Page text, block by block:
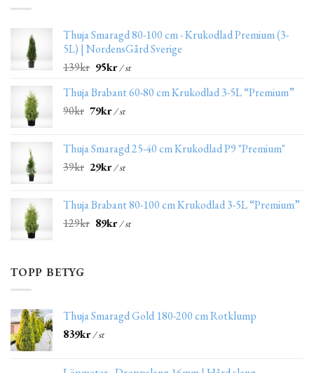
Thuja Smaragd 80-100 cm - Krukodlad Premium (3-
5L) | NordensGård Sverige
139kr 95kr/ st
Thuja Brabant 60-80 cm Krukodlad 3-5L “Premium”
90kr 79kr/ st
Thuja Smaragd 25-40 cm Krukodlad P9 "Premium"
39kr 29kr/ st
Thuja Brabant 80-100 cm Krukodlad 3-5L “Premium”
129kr 89kr/ st
TOPP BETYG
Thuja Smaragd Gold 180-200 cm Rotklump
839kr/ st